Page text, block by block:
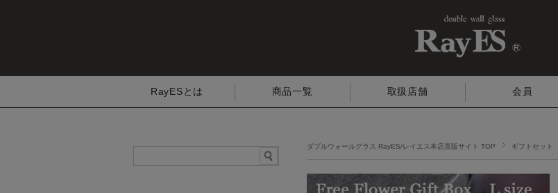
RayESとは 商品一覧 取扱店舗 会員
ダブルウォールグラス RayES/レイエス本店直販サイト TOP ギフトセット